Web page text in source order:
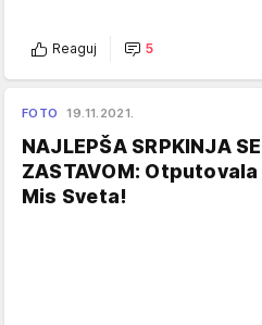
Reaguj 5
FOTO 19.11.2021.
NAJLEPŠA SRPKINJA
ZASTAVOM:
Mis Sveta!